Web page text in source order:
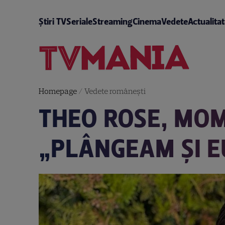
Știri TVSerialeStreamingCinemaVedete
Homepage/ Vedete româneşti
THEO ROSE,
„PLÂNGEAM ȘI